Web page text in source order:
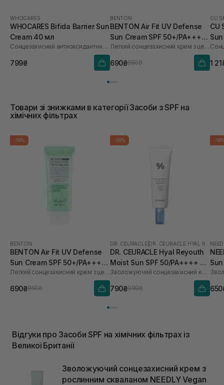
WHOCARES
WHOCARES Bifida Barrier Sun
Cream 40 мл
Сонцезахисний антиоксидантний крем
799₴
BENTON
BENTON Air Fit UV Defense
Sun Cream SPF 50+/PA++++
50 мл
Легкий сонцезахисний крем з центелою
690₴850₴
CU
CU
60
1
Товари зі знижками в категорії Засоби з SPF на
хімічних фільтрах
-19%
BENTON
BENTON Air Fit UV Defense
Sun Cream SPF 50+/PA++++
50 мл
Легкий сонцезахисний крем з центелою
690₴850₴
-20%
DR. CEURACLE
DR. CEURACLE Hyal Reyouth
Moist Sun SPF 50/PA++++ 50
мл
Зволожуючий сонцезахисний крем для обличчя з гіалуроновою кислотою
790₴990₴
-
Відгуки про Засоби SPF на хімічних фільтрах із
Великої Британії
Зволожуючий сонцезахисний крем з
рослинним скваланом NEEDLY Vegan